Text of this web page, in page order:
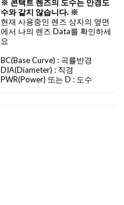
※ 콘택트 렌즈의 도수는 안경도
수와 같지 않습니다. ※
현재 사용중인 렌즈 상자의 옆면
에서 나의 렌즈 Data를 확인하세
요
BC(Base Curve) : 곡률반경
DIA(Diameter) : 직경
PWR(Power) 또는 D : 도수